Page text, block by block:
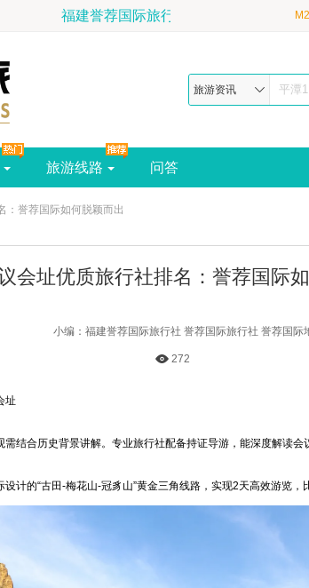
酒
县
酒
县
旅游资讯
旅游线路 问答
：誉荐国际如何脱颖而出
会址优质旅行社排名：誉荐国际
小编：福建誉荐国际旅行社 誉荐国际旅行社 誉荐国际
272
址
结合历史背景讲解。专业旅行社配备持证导游，能深度解读会
计的“古田-梅花山-冠豸山”黄金三角线路，实现2天高效游览，